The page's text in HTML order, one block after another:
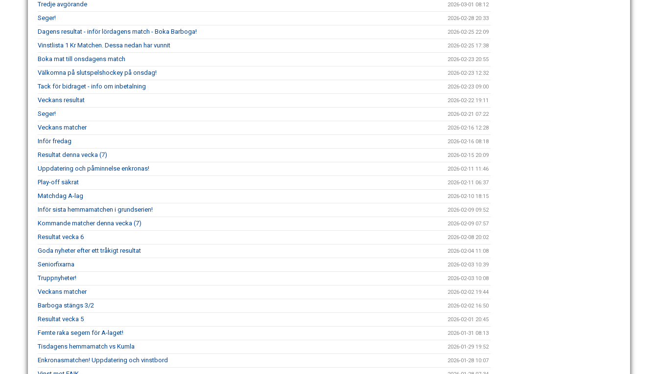
Tredje avgörande 2026-03-01 08:12
Seger! 2026-02-28 20:33
Dagens resultat - inför lördagens match - Boka Barboga! 2026-02-25 22:09
Vinstlista 1 Kr Matchen. Dessa nedan har vunnit 2026-02-25 17:38
Boka mat till onsdagens match 2026-02-23 20:55
Välkomna på slutspelshockey på onsdag! 2026-02-23 12:32
Tack för bidraget - info om inbetalning 2026-02-23 09:00
Veckans resultat 2026-02-22 19:11
Seger! 2026-02-21 07:22
Veckans matcher 2026-02-16 12:28
Inför fredag 2026-02-16 08:18
Resultat denna vecka (7) 2026-02-15 20:09
Uppdatering och påminnelse enkronas! 2026-02-11 11:46
Play-off säkrat 2026-02-11 06:37
Matchdag A-lag 2026-02-10 18:15
Inför sista hemmamatchen i grundserien! 2026-02-09 09:52
Kommande matcher denna vecka (7) 2026-02-09 07:57
Resultat vecka 6 2026-02-08 20:02
Goda nyheter efter ett tråkigt resultat 2026-02-04 11:08
Seniorfixarna 2026-02-03 10:39
Truppnyheter! 2026-02-03 10:08
Veckans matcher 2026-02-02 19:44
Barboga stängs 3/2 2026-02-02 16:50
Resultat vecka 5 2026-02-01 20:45
Femte raka segern för A-laget! 2026-01-31 08:13
Tisdagens hemmamatch vs Kumla 2026-01-29 19:52
Enkronasmatchen! Uppdatering och vinstbord 2026-01-28 10:07